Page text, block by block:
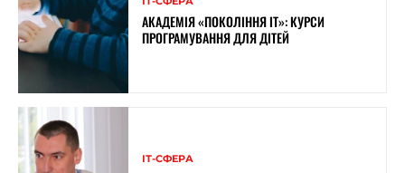
АКАДЕМІЯ «ПОКОЛІННЯ ІТ»: КУРСИ
ПРОГРАМУВАННЯ ДЛЯ ДІТЕЙ
ІТ-СФЕРА